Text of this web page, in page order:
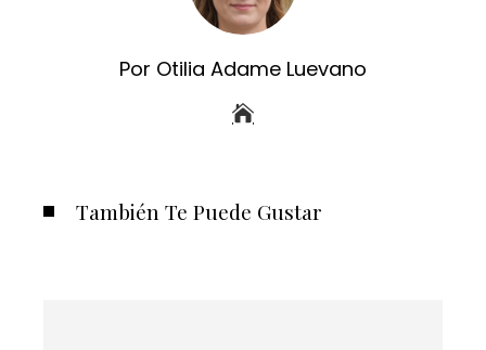
Por Otilia Adame Luevano
También Te Puede Gustar